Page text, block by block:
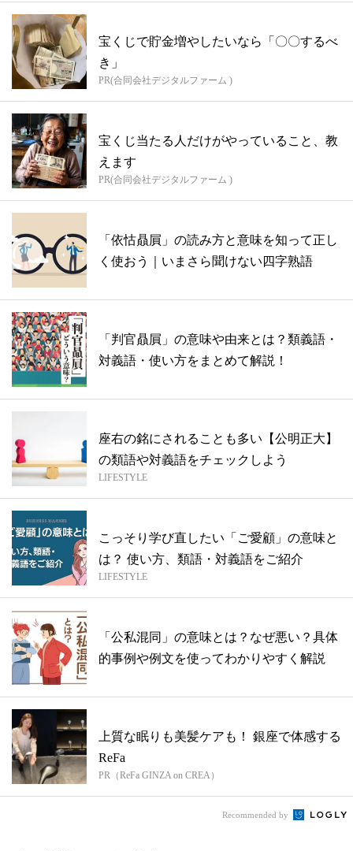
宝くじで貯金増やしたいなら「〇〇するべ
き」
PR(合同会社デジタルファーム )
宝くじ当たる人だけがやっていること、教
えます
PR(合同会社デジタルファーム )
「依怙贔屓」の読み方と意味を知って正し
く使おう｜いまさら聞けない四字熟語
「判官贔屓」の意味や由来とは？類義語・
対義語・使い方をまとめて解説！
座右の銘にされることも多い【公明正大】
の類語や対義語をチェックしよう
LIFESTYLE
こっそり学び直したい「ご愛顧」の意味と
は？ 使い方、類語・対義語をご紹介
LIFESTYLE
「公私混同」の意味とは？なぜ悪い？具体
的事例や例文を使ってわかりやすく解説
上質な眠りも美髪ケアも！ 銀座で体感する
ReFa
PR（ReFa GINZA on CREA）
Recommended by